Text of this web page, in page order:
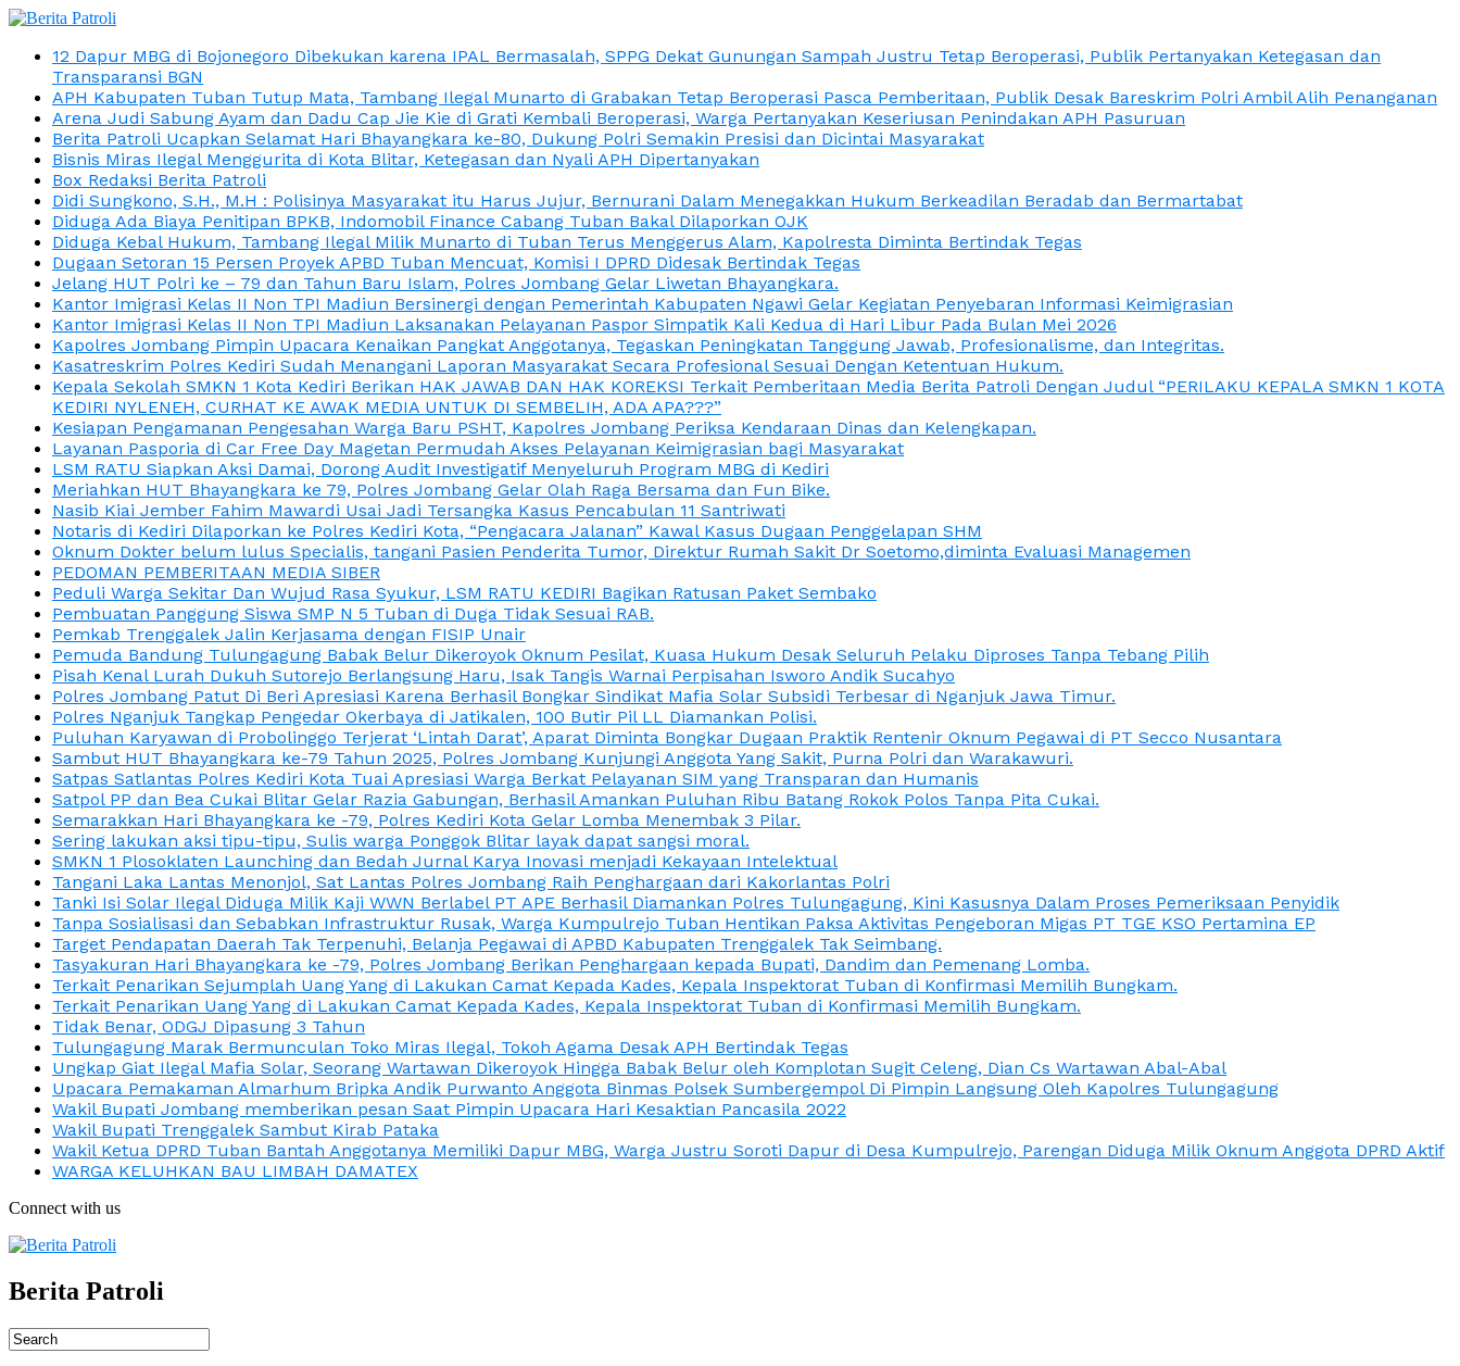
12 Dapur MBG di Bojonegoro Dibekukan karena IPAL Bermasalah, SPPG Dekat Gunungan Sampah Justru Tetap Beroperasi, Publik Pertanyakan Ketegasan dan
Transparansi BGN
APH Kabupaten Tuban Tutup Mata, Tambang Ilegal Munarto di Grabakan Tetap Beroperasi Pasca Pemberitaan, Publik Desak Bareskrim Polri Ambil Alih Penanganan
Arena Judi Sabung Ayam dan Dadu Cap Jie Kie di Grati Kembali Beroperasi, Warga Pertanyakan Keseriusan Penindakan APH Pasuruan
Berita Patroli Ucapkan Selamat Hari Bhayangkara ke-80, Dukung Polri Semakin Presisi dan Dicintai Masyarakat
Bisnis Miras Ilegal Menggurita di Kota Blitar, Ketegasan dan Nyali APH Dipertanyakan
Box Redaksi Berita Patroli
Didi Sungkono, S.H., M.H : Polisinya Masyarakat itu Harus Jujur, Bernurani Dalam Menegakkan Hukum Berkeadilan Beradab dan Bermartabat
Diduga Ada Biaya Penitipan BPKB, Indomobil Finance Cabang Tuban Bakal Dilaporkan OJK
Diduga Kebal Hukum, Tambang Ilegal Milik Munarto di Tuban Terus Menggerus Alam, Kapolresta Diminta Bertindak Tegas
Dugaan Setoran 15 Persen Proyek APBD Tuban Mencuat, Komisi I DPRD Didesak Bertindak Tegas
Jelang HUT Polri ke – 79 dan Tahun Baru Islam, Polres Jombang Gelar Liwetan Bhayangkara.
Kantor Imigrasi Kelas II Non TPI Madiun Bersinergi dengan Pemerintah Kabupaten Ngawi Gelar Kegiatan Penyebaran Informasi Keimigrasian
Kantor Imigrasi Kelas II Non TPI Madiun Laksanakan Pelayanan Paspor Simpatik Kali Kedua di Hari Libur Pada Bulan Mei 2026
Kapolres Jombang Pimpin Upacara Kenaikan Pangkat Anggotanya, Tegaskan Peningkatan Tanggung Jawab, Profesionalisme, dan Integritas.
Kasatreskrim Polres Kediri Sudah Menangani Laporan Masyarakat Secara Profesional Sesuai Dengan Ketentuan Hukum.
Kepala Sekolah SMKN 1 Kota Kediri Berikan HAK JAWAB DAN HAK KOREKSI Terkait Pemberitaan Media Berita Patroli Dengan Judul “PERILAKU KEPALA SMKN 1 KOTA
KEDIRI NYLENEH, CURHAT KE AWAK MEDIA UNTUK DI SEMBELIH, ADA APA???”
Kesiapan Pengamanan Pengesahan Warga Baru PSHT, Kapolres Jombang Periksa Kendaraan Dinas dan Kelengkapan.
Layanan Pasporia di Car Free Day Magetan Permudah Akses Pelayanan Keimigrasian bagi Masyarakat
LSM RATU Siapkan Aksi Damai, Dorong Audit Investigatif Menyeluruh Program MBG di Kediri
Meriahkan HUT Bhayangkara ke 79, Polres Jombang Gelar Olah Raga Bersama dan Fun Bike.
Nasib Kiai Jember Fahim Mawardi Usai Jadi Tersangka Kasus Pencabulan 11 Santriwati
Notaris di Kediri Dilaporkan ke Polres Kediri Kota, “Pengacara Jalanan” Kawal Kasus Dugaan Penggelapan SHM
Oknum Dokter belum lulus Specialis, tangani Pasien Penderita Tumor, Direktur Rumah Sakit Dr Soetomo,diminta Evaluasi Managemen
PEDOMAN PEMBERITAAN MEDIA SIBER
Peduli Warga Sekitar Dan Wujud Rasa Syukur, LSM RATU KEDIRI Bagikan Ratusan Paket Sembako
Pembuatan Panggung Siswa SMP N 5 Tuban di Duga Tidak Sesuai RAB.
Pemkab Trenggalek Jalin Kerjasama dengan FISIP Unair
Pemuda Bandung Tulungagung Babak Belur Dikeroyok Oknum Pesilat, Kuasa Hukum Desak Seluruh Pelaku Diproses Tanpa Tebang Pilih
Pisah Kenal Lurah Dukuh Sutorejo Berlangsung Haru, Isak Tangis Warnai Perpisahan Isworo Andik Sucahyo
Polres Jombang Patut Di Beri Apresiasi Karena Berhasil Bongkar Sindikat Mafia Solar Subsidi Terbesar di Nganjuk Jawa Timur.
Polres Nganjuk Tangkap Pengedar Okerbaya di Jatikalen, 100 Butir Pil LL Diamankan Polisi.
Puluhan Karyawan di Probolinggo Terjerat ‘Lintah Darat’, Aparat Diminta Bongkar Dugaan Praktik Rentenir Oknum Pegawai di PT Secco Nusantara
Sambut HUT Bhayangkara ke-79 Tahun 2025, Polres Jombang Kunjungi Anggota Yang Sakit, Purna Polri dan Warakawuri.
Satpas Satlantas Polres Kediri Kota Tuai Apresiasi Warga Berkat Pelayanan SIM yang Transparan dan Humanis
Satpol PP dan Bea Cukai Blitar Gelar Razia Gabungan, Berhasil Amankan Puluhan Ribu Batang Rokok Polos Tanpa Pita Cukai.
Semarakkan Hari Bhayangkara ke -79, Polres Kediri Kota Gelar Lomba Menembak 3 Pilar.
Sering lakukan aksi tipu-tipu, Sulis warga Ponggok Blitar layak dapat sangsi moral.
SMKN 1 Plosoklaten Launching dan Bedah Jurnal Karya Inovasi menjadi Kekayaan Intelektual
Tangani Laka Lantas Menonjol, Sat Lantas Polres Jombang Raih Penghargaan dari Kakorlantas Polri
Tanki Isi Solar Ilegal Diduga Milik Kaji WWN Berlabel PT APE Berhasil Diamankan Polres Tulungagung, Kini Kasusnya Dalam Proses Pemeriksaan Penyidik
Tanpa Sosialisasi dan Sebabkan Infrastruktur Rusak, Warga Kumpulrejo Tuban Hentikan Paksa Aktivitas Pengeboran Migas PT TGE KSO Pertamina EP
Target Pendapatan Daerah Tak Terpenuhi, Belanja Pegawai di APBD Kabupaten Trenggalek Tak Seimbang.
Tasyakuran Hari Bhayangkara ke -79, Polres Jombang Berikan Penghargaan kepada Bupati, Dandim dan Pemenang Lomba.
Terkait Penarikan Sejumplah Uang Yang di Lakukan Camat Kepada Kades, Kepala Inspektorat Tuban di Konfirmasi Memilih Bungkam.
Terkait Penarikan Uang Yang di Lakukan Camat Kepada Kades, Kepala Inspektorat Tuban di Konfirmasi Memilih Bungkam.
Tidak Benar, ODGJ Dipasung 3 Tahun
Tulungagung Marak Bermunculan Toko Miras Ilegal, Tokoh Agama Desak APH Bertindak Tegas
Ungkap Giat Ilegal Mafia Solar, Seorang Wartawan Dikeroyok Hingga Babak Belur oleh Komplotan Sugit Celeng, Dian Cs Wartawan Abal-Abal
Upacara Pemakaman Almarhum Bripka Andik Purwanto Anggota Binmas Polsek Sumbergempol Di Pimpin Langsung Oleh Kapolres Tulungagung
Wakil Bupati Jombang memberikan pesan Saat Pimpin Upacara Hari Kesaktian Pancasila 2022
Wakil Bupati Trenggalek Sambut Kirab Pataka
Wakil Ketua DPRD Tuban Bantah Anggotanya Memiliki Dapur MBG, Warga Justru Soroti Dapur di Desa Kumpulrejo, Parengan Diduga Milik Oknum Anggota DPRD Aktif
WARGA KELUHKAN BAU LIMBAH DAMATEX
Connect with us
Berita Patroli